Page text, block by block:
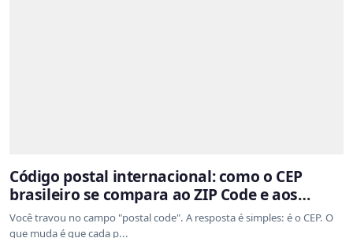
Código postal internacional: como o CEP
brasileiro se compara ao ZIP Code e aos
sistemas de outros países
Você travou no campo "postal code". A resposta é simples: é o CEP. O
que muda é que cada p...